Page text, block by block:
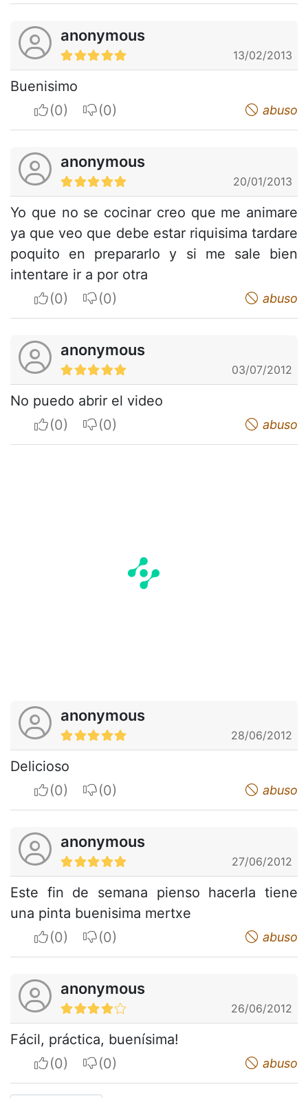
anonymous
13/02/2013
Buenisimo
I apreciateI do not appreciate abuso
anonymous
20/01/2013
Yo que no se cocinar creo que me animare
ya que veo que debe estar riquisima tardare
poquito en prepararlo y si me sale bien
intentare ir a por otra
I apreciateI do not appreciate abuso
anonymous
03/07/2012
No puedo abrir el video
I apreciateI do not appreciate abuso
anonymous
28/06/2012
Delicioso
I apreciateI do not appreciate abuso
anonymous
27/06/2012
Este fin de semana pienso hacerla tiene
una pinta buenisima mertxe
I apreciateI do not appreciate abuso
anonymous
26/06/2012
Fácil, práctica, buenísima!
I apreciateI do not appreciate abuso